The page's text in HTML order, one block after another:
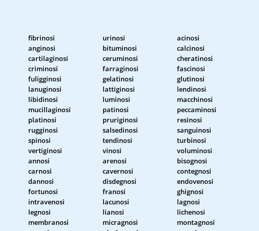
fibrinosi urinosi
acinosi
anginosi bituminosi
calcinosi
cartilaginosi ceruminosi
cheratinosi
criminosi farraginosi
fascinosi
fuligginosi gelatinosi
glutinosi
lanuginosi lattiginosi
lendinosi
libidinosi luminosi
macchinosi
mucillaginosi patinosi
peccaminosi
platinosi pruriginosi
resinosi
rugginosi salsedinosi
sanguinosi
spinosi tendinosi
turbinosi
vertiginosi vinosi
voluminosi
annosi arenosi
bisognosi
carnosi cavernosi
contegnosi
dannosi disdegnosi
endovenosi
fortunosi franosi
ghignosi
intravenosi lacunosi
lagnosi
legnosi lianosi
lichenosi
membranosi micragnosi
montagnosi